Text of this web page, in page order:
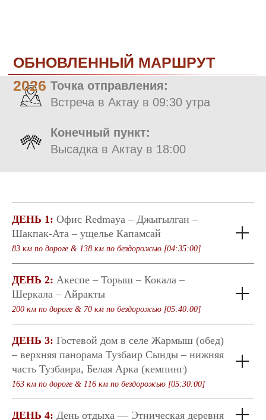
ДЕНЬ 1: Офис Redmaya – Джыгылган –
Шакпак-Ата – ущелье Капамсай
83 км по дороге & 138 км по бездорожью [04:35:00]
ДЕНЬ 2: Акеспе – Торыш – Кокала –
Шеркала – Айракты
200 км по дороге & 70 км по бездорожью [05:40:00]
ДЕНЬ 3: Гостевой дом в селе Жармыш (обед)
– верхняя панорама Тузбаир Сынды – нижняя
часть Тузбаира, Белая Арка (кемпинг)
163 км по дороге & 116 км по бездорожью [05:30:00]
ДЕНЬ 4: День отдыха — Этническая деревня